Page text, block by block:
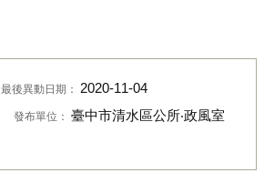
最後異動日期： 2020-11-04
發布單位： 臺中市清水區公所‧政風室